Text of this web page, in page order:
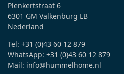
Plenkertstraat 6
6301 GM Valkenburg LB
Nederland
Tel: +31 (0)43 60 12 879
WhatsApp: +31 (0)43 60 12 879
Mail: info@hummelhome.nl